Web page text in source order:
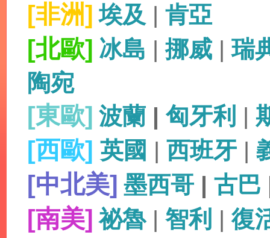
[非洲] 埃及 | 肯亞
[北歐] 冰島 |挪威 |瑞
陶宛
[東歐] 波蘭 | 匈牙利 |
[西歐] 英國 | 西班牙 |
[中北美] 墨西哥 | 古巴
[南美] 祕魯| 智利 |復